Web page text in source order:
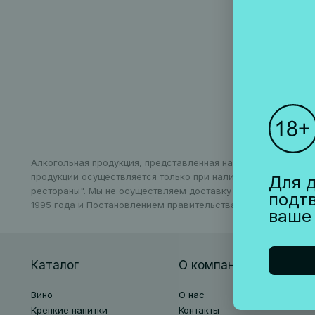
Алкогольная продукция, представленная на сайте, может
продукции осуществляется только при наличии
рестораны". Мы не осуществляем доставку алкогольной
1995 года и Постановлением правительства РФ N612 от 27
Каталог
Вино
Крепкие напитки
О компании
О нас
Контакты
Для
ваше